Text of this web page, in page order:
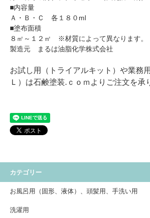
■内容量
Ａ・Ｂ・Ｃ 各１８０ml
■塗布面積
８㎡～１２㎡ ※材質によって異なります。
製造元 まるは油脂化学株式会社
お試し用（トライアルキット）や業務
Ｌ）は石鹸塗装.ｃｏｍ よりご注文を承
カテゴリー
お風呂用（固形、液体）、頭髪用、手洗い用
洗濯用